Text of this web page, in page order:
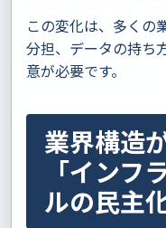
この変化は、多くの
分担、データの持ち
意が必要です。
業界構造
「インフ
ルの民主